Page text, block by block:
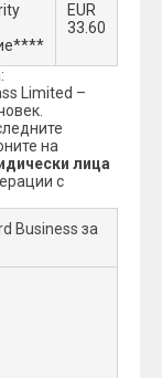
EUR
33.60
Limited –
на
лица
с
Business за